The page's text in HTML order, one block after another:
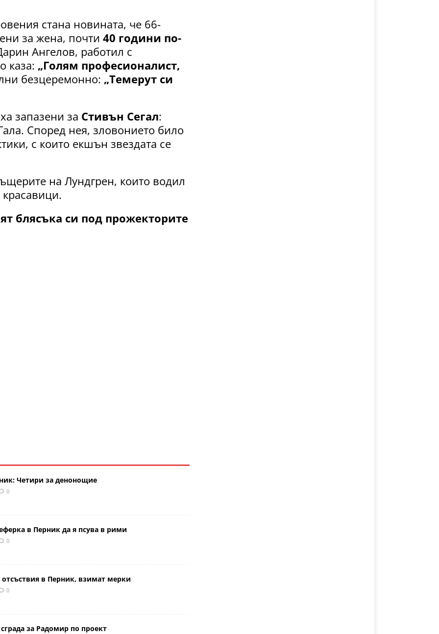
стана новината, че 66-
за жена, почти 40 години по-
Ангелов, работил с
каза: „Голям професионалист,
безцеремонно: „Темерут си
запазени за Стивън Сегал:
Според нея, зловонието било
с които екшън звездата се
на Лундгрен, които водил
блясъка си под прожекторите
Четири за денонощие
0
в Перник да я псува в рими
0
в Перник, взимат мерки
0
за Радомир по проект